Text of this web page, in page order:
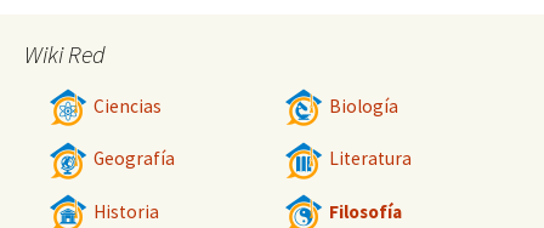
Wiki Red
Ciencias Biología
Geografía Literatura
Historia Filosofía